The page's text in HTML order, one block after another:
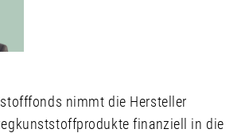
nimmt die Hersteller
finanziell in die